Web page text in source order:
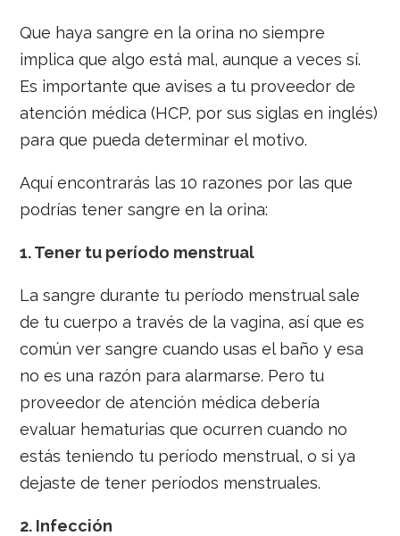
Que haya sangre en la orina no siempre
implica que algo está mal, aunque a veces sí.
Es importante que avises a tu proveedor de
atención médica (HCP, por sus siglas en inglés)
para que pueda determinar el motivo.
Aquí encontrarás las 10 razones por las que
podrías tener sangre en la orina:
1.Tener tu período menstrual
La sangre durante tu período menstrual sale
de tu cuerpo a través de la vagina, así que es
común ver sangre cuando usas el baño y esa
no es una razón para alarmarse. Pero tu
proveedor de atención médica debería
evaluar hematurias que ocurren cuando no
estás teniendo tu período menstrual, o si ya
dejaste de tener períodos menstruales.
2. Infección